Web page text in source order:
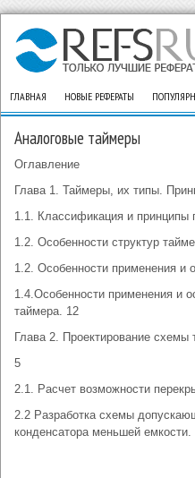
ГЛАВНАЯ НОВЫЕ РЕФЕРАТЫ
Аналоговые таймеры
Оглавление
Глава 1. Таймеры, их типы.
1.1. Классификация и принципы
1.2. Особенности структур
1.2. Особенности применения и
1.4.Особенности применения и
таймера. 12
Глава 2. Проектирование схемы
5
2.1. Расчет возможности
2.2 Разработка схемы
конденсатора меньшей емкости.